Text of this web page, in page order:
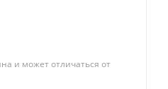
и может отличаться от